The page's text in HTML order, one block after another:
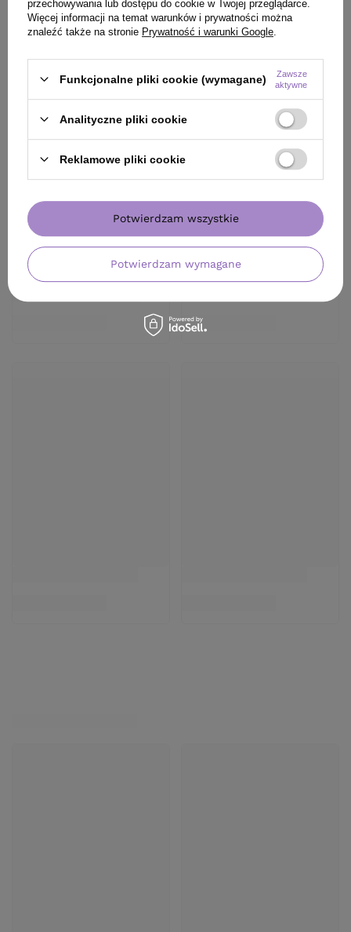
przechowywania lub dostępu do cookie w Twojej przeglądarce.
Więcej informacji na temat warunków i prywatności można
znaleźć także na stronie Prywatność i warunki Google
Funkcjonalne pliki cookie (wymagane)
Zawsze
aktywne
Analityczne pliki cookie
Reklamowe pliki cookie
Potwierdzam wymagane
Potwierdzam wszystkie